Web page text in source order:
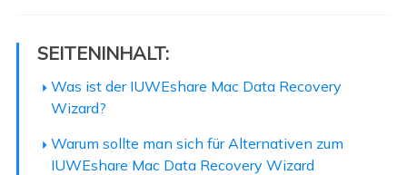
SEITENINHALT:
Was ist der IUWEshare Mac Data Recovery
Wizard?
Warum sollte man sich für Alternativen zum
IUWEshare Mac Data Recovery Wizard